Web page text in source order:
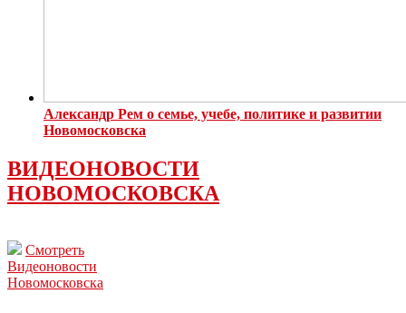
Александр Рем о семье, учебе, политике и развитии
Новомосковска
ВИДЕОНОВОСТИ
НОВОМОСКОВСКА
Смотреть
Видеоновости
Новомосковска